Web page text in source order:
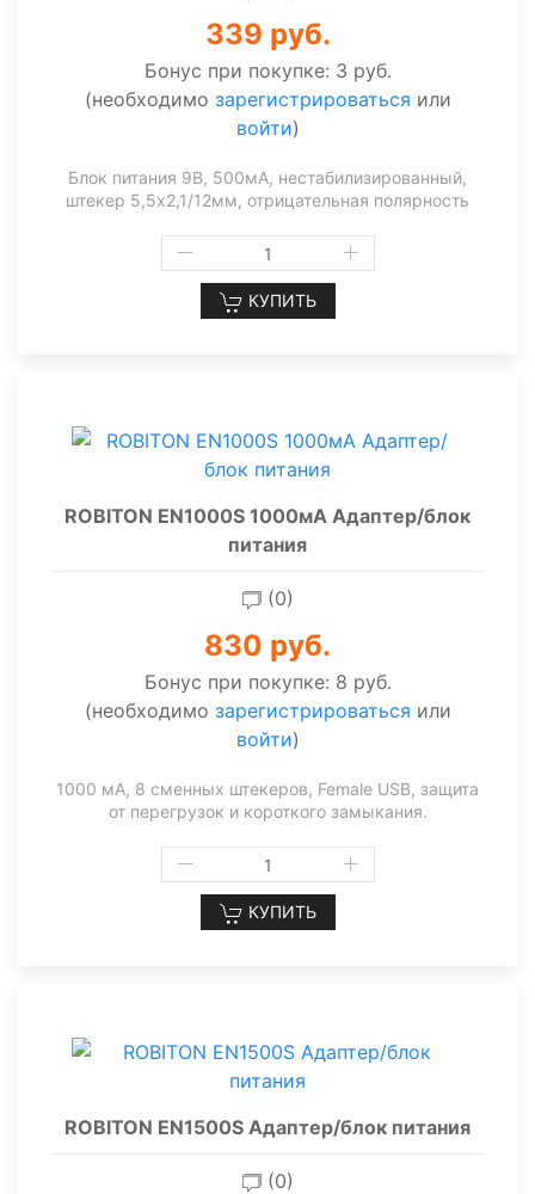
339 руб.
Бонус при покупке: 3 руб.
(необходимо зарегистрироваться или
войти)
Блок питания 9В, 500мА, нестабилизированный,
штекер 5,5х2,1/12мм, отрицательная полярность
КУПИТЬ
ROBITON EN1000S 1000мА Адаптер/блок
питания
(0)
830 руб.
Бонус при покупке: 8 руб.
(необходимо зарегистрироваться или
войти)
1000 мА, 8 сменных штекеров, Female USB, защита
от перегрузок и короткого замыкания.
КУПИТЬ
ROBITON EN1500S Адаптер/блок питания
(0)